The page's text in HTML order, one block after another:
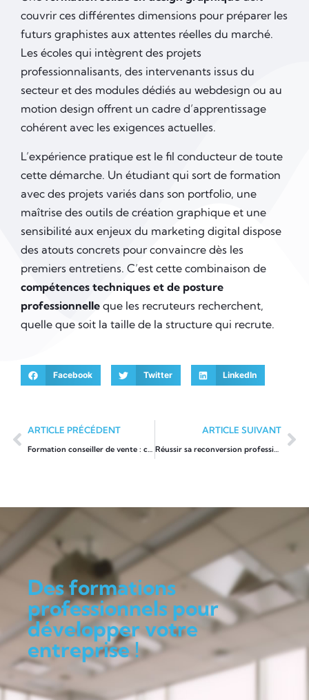
couvrir ces différentes dimensions pour préparer les
futurs graphistes aux attentes réelles du marché.
Les écoles qui intègrent des projets
professionnalisants, des intervenants issus du
secteur et des modules dédiés au webdesign ou au
motion design offrent un cadre d’apprentissage
cohérent avec les exigences actuelles.
L’expérience pratique est le fil conducteur de toute
cette démarche. Un étudiant qui sort de formation
avec des projets variés dans son portfolio, une
maîtrise des outils de création graphique et une
sensibilité aux enjeux du marketing digital dispose
des atouts concrets pour convaincre dès les
premiers entretiens. C’est cette combinaison de
compétences techniques et de posture
professionnelle que les recruteurs recherchent,
quelle que soit la taille de la structure qui recrute.
Facebook Twitter LinkedIn
ARTICLE PRÉCÉDENT
Formation conseiller de vente : créer une expérience client unique
ARTICLE SUIVANT
Réussir sa reconversion professionnelle dans l’agriculture
Des formations
professionnels pour
développer votre
entreprise !